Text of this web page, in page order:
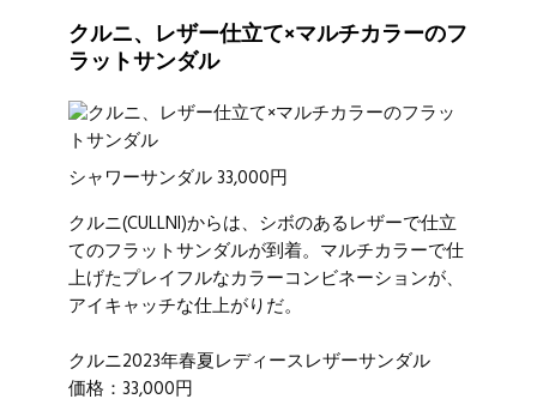
クルニ、レザー仕立て×マルチカラーのフ
ラットサンダル
シャワーサンダル 33,000円
クルニ(CULLNI)からは、シボのあるレザーで仕立
てのフラットサンダルが到着。マルチカラーで仕
上げたプレイフルなカラーコンビネーションが、
アイキャッチな仕上がりだ。
クルニ2023年春夏レディースレザーサンダル
価格：33,000円